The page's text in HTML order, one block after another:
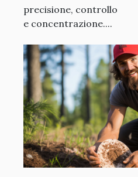
precisione, controllo
e concentrazione....